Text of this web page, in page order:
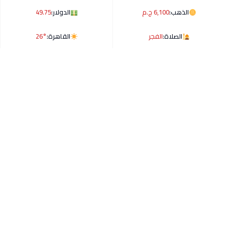
الذهب:6,100 ج.م الدولار:49.75
الصلاة:الفجر القاهرة:26°